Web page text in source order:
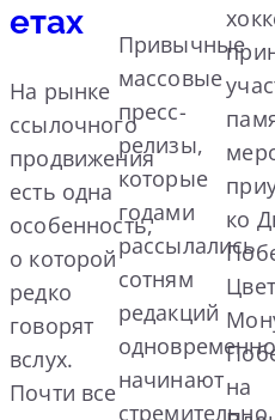
етах
На рынке
ссылочного
продвижения
есть одна
особенность,
о которой
редко
говорят
вслух.
Почти все
Привычные
массовые
пресс-
релизы,
которые
годами
рассылались
сотням
редакций
начинают
стремительно
ко
на